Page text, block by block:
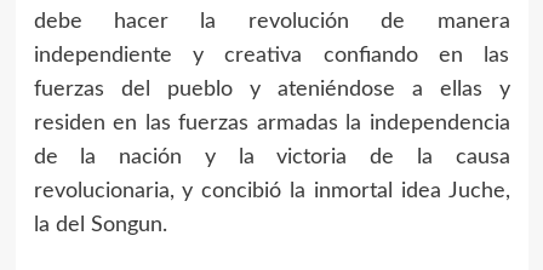
debe hacer la revolución de manera
independiente y creativa confiando en las
fuerzas del pueblo y ateniéndose a ellas y
residen en las fuerzas armadas la independencia
de la nación y la victoria de la causa
revolucionaria, y concibió la inmortal idea Juche,
la del Songun.